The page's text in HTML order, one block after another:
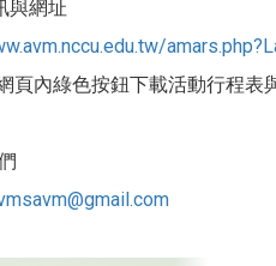
與網址
網頁內綠色按鈕下載活動行程